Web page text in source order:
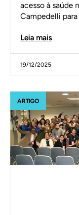
acesso à saúde
Campedelli
Leia mais
19/12/2025
ARTIGO